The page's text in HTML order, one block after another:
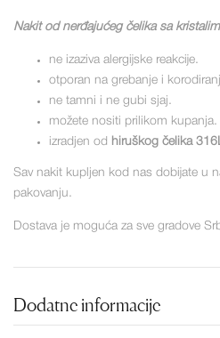
Nakit od nerđajućeg čelika sa
ne izaziva alergijske reakcije.
otporan na grebanje i
ne tamni i ne gubi sjaj.
možete nositi prilikom kupanja.
izradjen od hiruškog čelika
Sav nakit kupljen kod nas dobijate u
pakovanju.
Dostava je moguća za sve gradove
Dodatne informacije